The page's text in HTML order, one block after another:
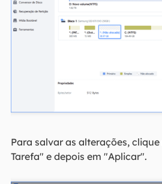
Para salvar as alterações,
Tarefa" e depois em "Aplicar".